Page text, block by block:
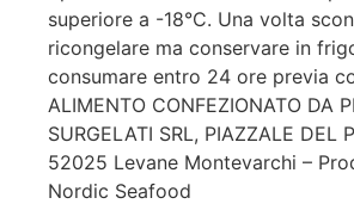
superiore a -18°C. Una volta
ricongelare ma conservare in
consumare entro 24 ore previa
ALIMENTO CONFEZIONATO DA
SURGELATI SRL, PIAZZALE DEL
52025 Levane Montevarchi –
Nordic Seafood